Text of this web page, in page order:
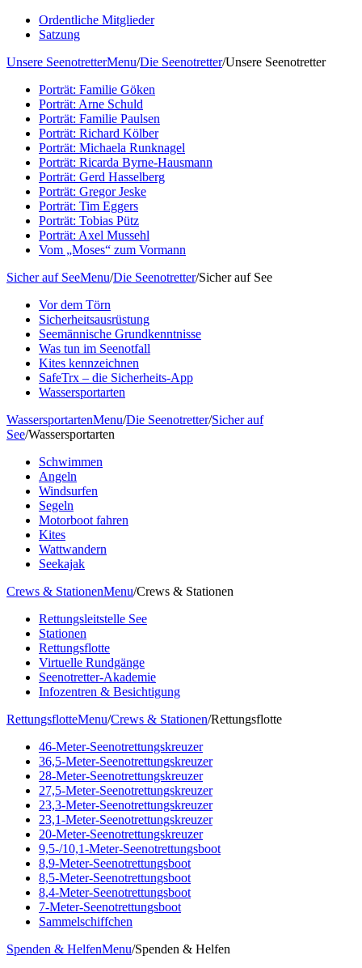
Ordentliche Mitglieder
Satzung
Unsere SeenotretterMenu/Die Seenotretter/Unsere Seenotretter
Porträt: Familie Göken
Porträt: Arne Schuld
Porträt: Familie Paulsen
Porträt: Richard Kölber
Porträt: Michaela Runknagel
Porträt: Ricarda Byrne-Hausmann
Porträt: Gerd Hasselberg
Porträt: Gregor Jeske
Porträt: Tim Eggers
Porträt: Tobias Pütz
Porträt: Axel Mussehl
Vom „Moses“ zum Vormann
Sicher auf SeeMenu/Die Seenotretter/Sicher auf See
Vor dem Törn
Sicherheitsausrüstung
Seemännische Grundkenntnisse
Was tun im Seenotfall
Kites kennzeichnen
SafeTrx – die Sicherheits-App
Wassersportarten
WassersportartenMenu/Die Seenotretter/Sicher auf
See/Wassersportarten
Schwimmen
Angeln
Windsurfen
Segeln
Motorboot fahren
Kites
Wattwandern
Seekajak
Crews & StationenMenu/Crews & Stationen
Rettungsleitstelle See
Stationen
Rettungsflotte
Virtuelle Rundgänge
Seenotretter-Akademie
Infozentren & Besichtigung
RettungsflotteMenu/Crews & Stationen/Rettungsflotte
46-Meter-Seenotrettungskreuzer
36,5-Meter-Seenotrettungskreuzer
28-Meter-Seenotrettungskreuzer
27,5-Meter-Seenotrettungskreuzer
23,3-Meter-Seenotrettungskreuzer
23,1-Meter-Seenotrettungskreuzer
20-Meter-Seenotrettungskreuzer
9,5-/10,1-Meter-Seenotrettungsboot
8,9-Meter-Seenotrettungsboot
8,5-Meter-Seenotrettungsboot
8,4-Meter-Seenotrettungsboot
7-Meter-Seenotrettungsboot
Sammelschiffchen
Spenden & HelfenMenu/Spenden & Helfen